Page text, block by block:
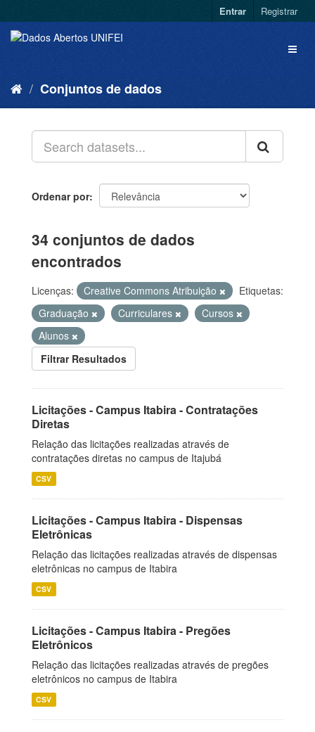
Entrar Registrar
Conjuntos de dados
Ordenar por
34 conjuntos de dados
encontrados
Licenças: Creative Commons Atribuição
Etiquetas:
Graduação
Curriculares
Cursos
Alunos
Filtrar Resultados
Licitações - Campus Itabira - Contratações
Diretas
Relação das licitações realizadas através de
contratações diretas no campus de Itajubá
CSV
Licitações - Campus Itabira - Dispensas
Eletrônicas
Relação das licitações realizadas através de dispensas
eletrônicas no campus de Itabira
CSV
Licitações - Campus Itabira - Pregões
Eletrônicos
Relação das licitações realizadas através de pregões
eletrônicos no campus de Itabira
CSV